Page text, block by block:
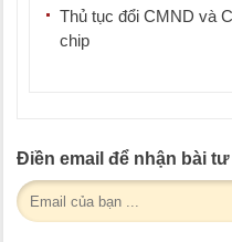
Thủ tục đổi CMND và
chip
Điền email để nhận bài